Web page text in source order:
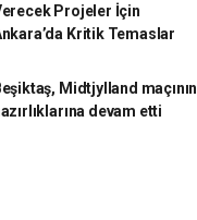
Projeler İçin
Kritik Temaslar
Midtjylland maçının
devam etti